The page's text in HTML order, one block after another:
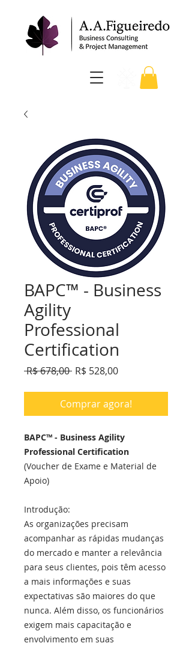
BAPC™ - Business
Agility
Professional
Certification
R$ 678,00 Preço
R$ 528,00Preço
Comprar agora!
BAPC™ - Business Agility
Professional Certification
(Voucher de Exame e Material de
Apoio)
Introdução:
As organizações precisam
acompanhar as rápidas mudanças
do mercado e manter a relevância
para seus clientes, pois têm acesso
a mais informações e suas
expectativas são maiores do que
nunca. Além disso, os funcionários
exigem mais capacitação e
envolvimento em suas